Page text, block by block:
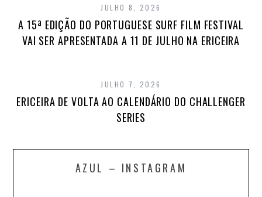
JULHO 8, 2026
A 15ª EDIÇÃO DO PORTUGUESE SURF FILM FESTIVAL
VAI SER APRESENTADA A 11 DE JULHO NA ERICEIRA
JULHO 7, 2026
ERICEIRA DE VOLTA AO CALENDÁRIO DO CHALLENGER
SERIES
AZUL – INSTAGRAM